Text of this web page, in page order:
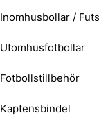
Inomhusbollar /
Utomhusfotbollar
Fotbollstillbehör
Kaptensbindel